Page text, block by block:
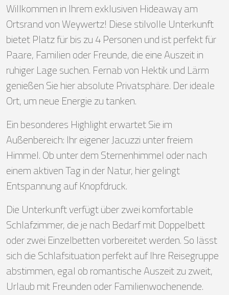
Willkommen in Ihrem exklusiven Hideaway am
Ortsrand von Weywertz! Diese stilvolle Unterkunft
bietet Platz für bis zu 4 Personen und ist perfekt für
Paare, Familien oder Freunde, die eine Auszeit in
ruhiger Lage suchen. Fernab von Hektik und Lärm
genießen Sie hier absolute Privatsphäre. Der ideale
Ort, um neue Energie zu tanken.
Ein besonderes Highlight erwartet Sie im
Außenbereich: Ihr eigener Jacuzzi unter freiem
Himmel. Ob unter dem Sternenhimmel oder nach
einem aktiven Tag in der Natur, hier gelingt
Entspannung auf Knopfdruck.
Die Unterkunft verfügt über zwei komfortable
Schlafzimmer, die je nach Bedarf mit Doppelbett
oder zwei Einzelbetten vorbereitet werden. So lässt
sich die Schlafsituation perfekt auf Ihre Reisegruppe
abstimmen, egal ob romantische Auszeit zu zweit,
Urlaub mit Freunden oder Familienwochenende.